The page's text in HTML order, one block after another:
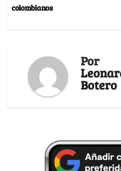
colombianos
Por
Botero